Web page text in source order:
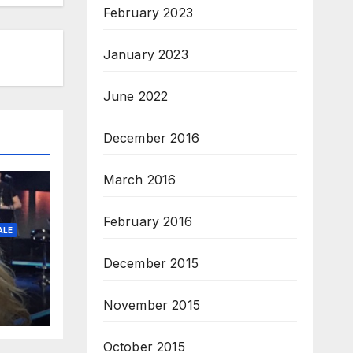
February 2023
January 2023
June 2022
December 2016
March 2016
February 2016
December 2015
November 2015
October 2015